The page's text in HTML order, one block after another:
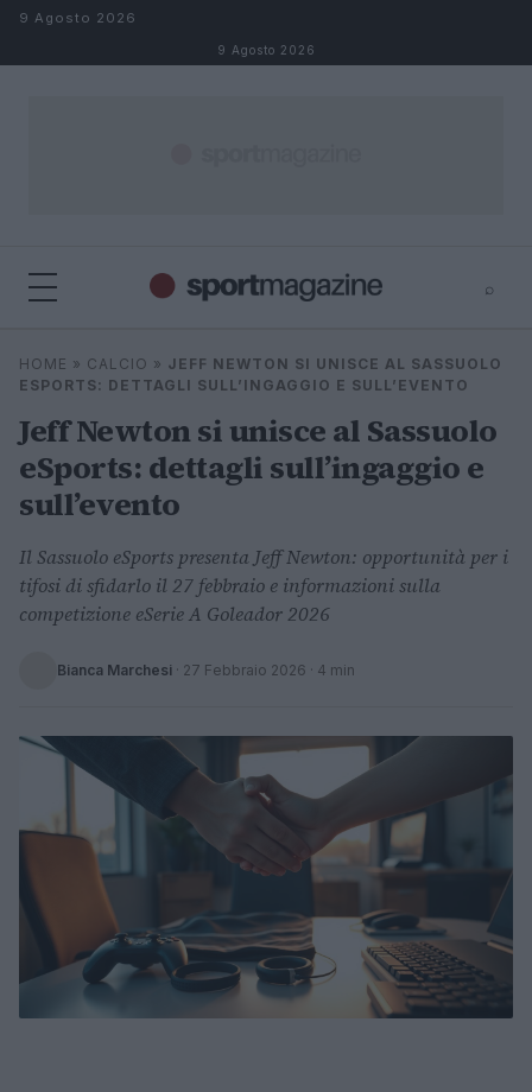
Salta al contenuto
9 Agosto 2026
9 Agosto 2026
⌕
Cerca
⌕ ×
HOME » CALCIO » JEFF NEWTON SI UNISCE AL SASSUOLO
ESPORTS: DETTAGLI SULL’INGAGGIO E SULL’EVENTO
Jeff Newton si unisce al Sassuolo
eSports: dettagli sull’ingaggio e
sull’evento
Il Sassuolo eSports presenta Jeff Newton: opportunità per i
tifosi di sfidarlo il 27 febbraio e informazioni sulla
competizione eSerie A Goleador 2026
Bianca Marchesi · 27 Febbraio 2026 · 4 min